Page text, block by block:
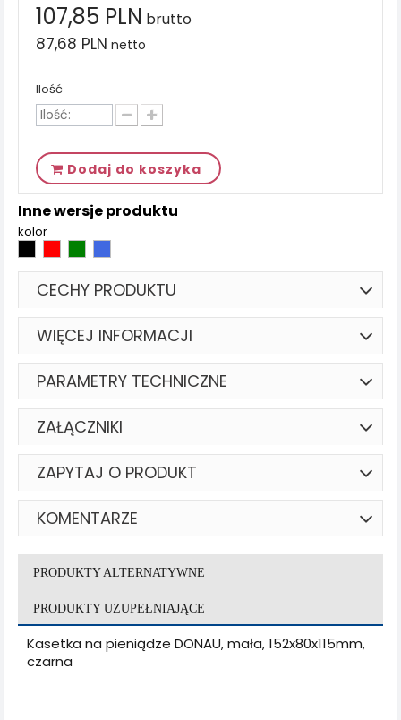
107,85 PLN brutto
87,68 PLN netto
Ilość
Dodaj do koszyka
Inne wersje produktu
kolor
CECHY PRODUKTU
WIĘCEJ INFORMACJI
PARAMETRY TECHNICZNE
ZAŁĄCZNIKI
ZAPYTAJ O PRODUKT
KOMENTARZE
PRODUKTY ALTERNATYWNE
PRODUKTY UZUPEŁNIAJĄCE
Kasetka na pieniądze DONAU, mała, 152x80x115mm,
czarna